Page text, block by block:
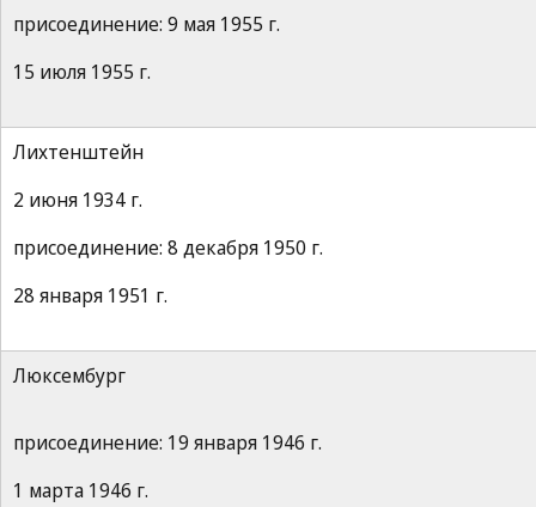
присоединение: 9 мая 1955 г.
15 июля 1955 г.
Лихтенштейн
2 июня 1934 г.
присоединение: 8 декабря 1950 г.
28 января 1951 г.
Люксембург
присоединение: 19 января 1946 г.
1 марта 1946 г.